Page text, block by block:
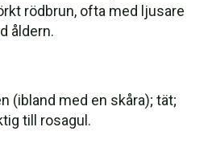
rödbrun, ofta med ljusare
åldern.
(ibland med en skåra); tät;
till rosagul.